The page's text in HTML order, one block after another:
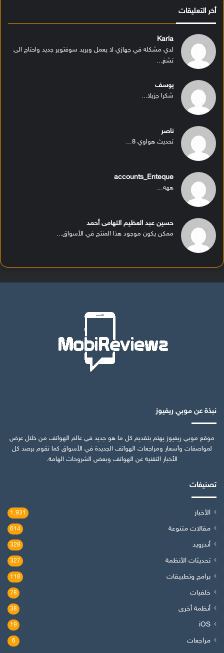
أخر التعليقات
Karla
لدي مشكله في جهازي لا يعمل ويريد سوفتوير جديد واحتاج الى
تشغ...
يوسف
شكرا جزيلا...
ناصر
تحديث هواوي 8...
accounts_Enteque
ههه...
حسين عبد العظيم التهامى أحمد
ممكن يكون موجود هذا المنتج في الأسواق...
نبذة عن موبي ريفيوز
موقع موبي ريفيوز يهتم بتقديم كل ما هو جديد في عالم الهواتف من خلال عرض
لمواصفات وأسعار ومراجعات الهواتف الجديدة في الأسواق كما نقوم برصد كل
الأخبار التقنية عن الهواتف وبعض الشروحات الهامة.
تصنيفات
الأخبار 1٬931
مقالات متنوعة 614
أندرويد 328
تحديثات الأنظمة 327
برامج وتطبيقات 118
خلفيات 78
أنظمة أخرى 38
iOS
19
مراجعات 6